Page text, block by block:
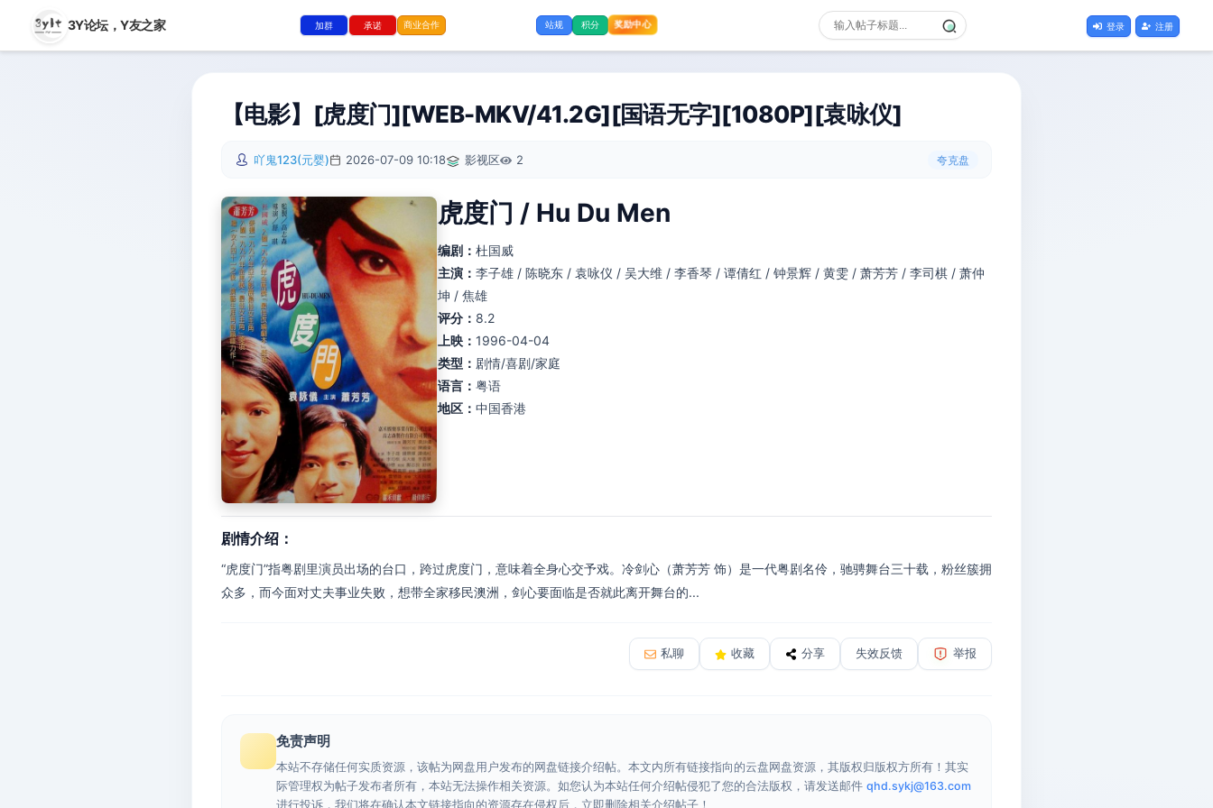
3Y论坛，Y友之家 加群 承诺 商业合作 站规 积分 奖励中心 登录 注册
【电影】[虎度门][WEB-MKV/41.2G][国语无字][1080P][袁咏仪]
吖鬼123(元婴) 2026-07-09 10:18 影视区 2 夸克盘
虎度门 / Hu Du Men
编剧： 杜国威
主演： 李子雄 / 陈晓东 / 袁咏仪 / 吴大维 / 李香琴 / 谭倩红 / 钟景辉 / 黄雯 / 萧芳芳 / 李司棋 / 萧仲
坤 / 焦雄
评分： 8.2
上映： 1996-04-04
类型： 剧情/喜剧/家庭
语言： 粤语
地区： 中国香港
剧情介绍：
“虎度门”指粤剧里演员出场的台口，跨过虎度门，意味着全身心交予戏。冷剑心（萧芳芳 饰）是一代粤剧名伶，驰骋舞台三十载，粉丝簇拥
众多，而今面对丈夫事业失败，想带全家移民澳洲，剑心要面临是否就此离开舞台的...
私聊 收藏 分享 失效反馈 举报
免责声明
本站不存储任何实质资源，该帖为网盘用户发布的网盘链接介绍帖。本文内所有链接指向的云盘网盘资源，其版权归版权方所有！其实
际管理权为帖子发布者所有，本站无法操作相关资源。如您认为本站任何介绍帖侵犯了您的合法版权，请发送邮件 qhd.sykj@163.com
进行投诉，我们将在确认本文链接指向的资源存在侵权后，立即删除相关介绍帖子！